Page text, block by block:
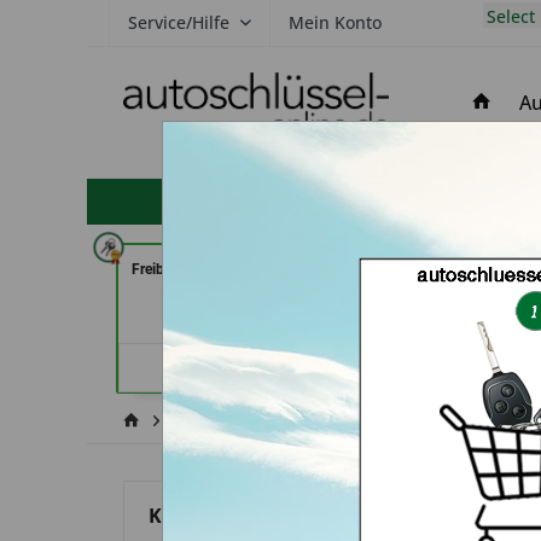
Service/Hilfe Mein Konto Select
hohe Kundenzufriedenheit
Freiburger Schlüsseldienst GmbH
Schuh und
Dschurny
Volkswagen Maggiolino
Kategorien